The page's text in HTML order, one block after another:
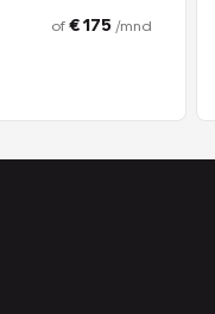
of€ 175 /mnd